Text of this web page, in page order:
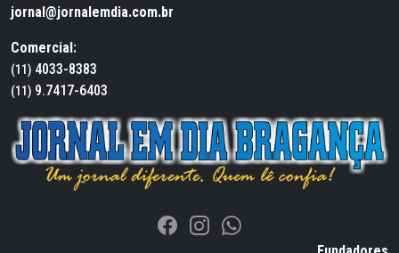
jornal@jornalemdia.com.br
Comercial:
(11) 4033-8383
(11) 9.7417-6403